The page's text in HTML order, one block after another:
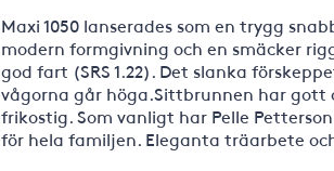
Maxi 1050 lanserades som en trygg
modern formgivning och en smäcker
god fart (SRS 1.22). Det slanka
vågorna går höga.Sittbrunnen har
frikostig. Som vanligt har Pelle
för hela familjen. Eleganta träarbete